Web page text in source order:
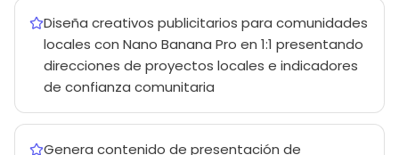
Diseña creativos publicitarios para comunidades
locales con Nano Banana Pro en 1:1 presentando
direcciones de proyectos locales e indicadores
de confianza comunitaria
Genera contenido de presentación de